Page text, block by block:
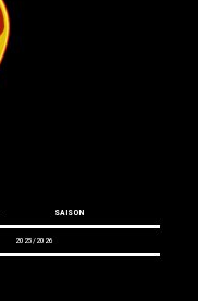
SAISON
2025/2026